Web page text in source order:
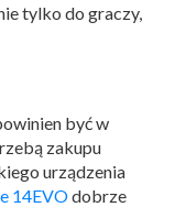
tylko do graczy,
być w
zakupu
urządzenia
14EVOdobrze